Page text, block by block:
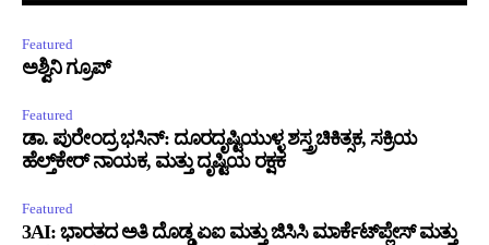
Featured
ಅಶ್ವಿನಿ ಗ್ರೂಪ್
Featured
ಡಾ. ಪುರೇಂದ್ರ ಭಸಿನ್: ದೂರದೃಷ್ಟಿಯುಳ್ಳ ಶಸ್ತ್ರಚಿಕಿತ್ಸಕ, ಸಕ್ರಿಯ
ಹೆಲ್ತ್‌ಕೇರ್ ನಾಯಕ, ಮತ್ತು ದೃಷ್ಟಿಯ ರಕ್ಷಕ
Featured
3AI: ಭಾರತದ ಅತಿ ದೊಡ್ಡ ಏಐ ಮತ್ತು ಜಿಸಿಸಿ ಮಾರ್ಕೆಟ್‌ಪ್ಲೇಸ್ ಮತ್ತು